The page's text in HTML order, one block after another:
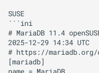
SUSE
```ini
# MariaDB 11.4
2025-12-29 14:34 UTC
# https://mariadb.org/
[mariadb]